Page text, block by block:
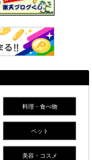
料理・食べ物
ペット
美容・コスメ